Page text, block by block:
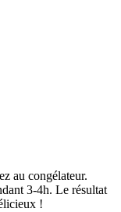
au congélateur.
3-4h. Le résultat
!